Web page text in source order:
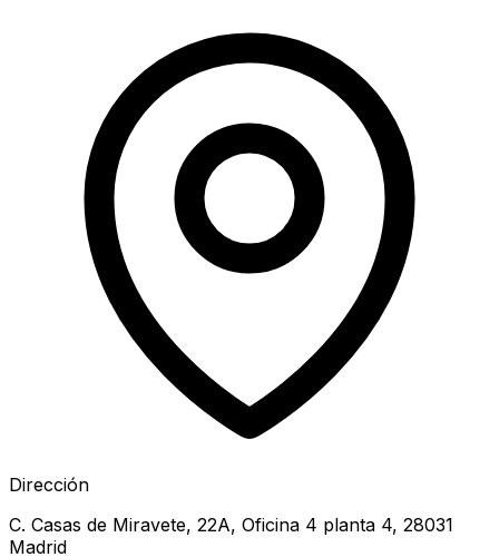
Dirección
C. Casas de Miravete, 22A, Oficina 4 planta 4, 28031
Madrid